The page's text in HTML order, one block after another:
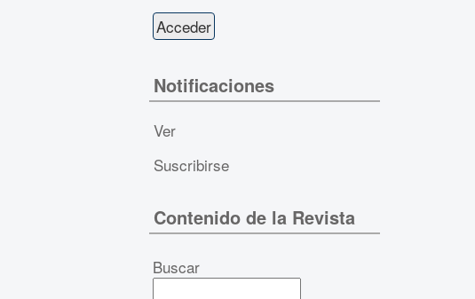
Notificaciones
Ver
Suscribirse
Contenido de la Revista
Buscar